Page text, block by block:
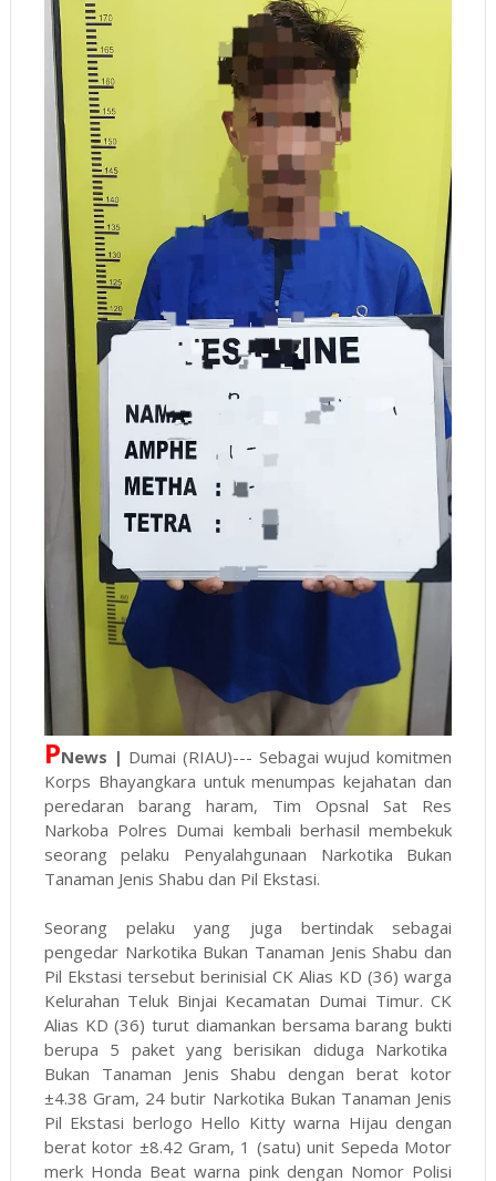
PNews | Dumai (RIAU)--- Sebagai wujud komitmen
Korps Bhayangkara untuk menumpas kejahatan dan
peredaran barang haram, Tim Opsnal Sat Res
Narkoba Polres Dumai kembali berhasil membekuk
seorang pelaku Penyalahgunaan Narkotika Bukan
Tanaman Jenis Shabu dan Pil Ekstasi.
Seorang pelaku yang juga bertindak sebagai
pengedar Narkotika Bukan Tanaman Jenis Shabu dan
Pil Ekstasi tersebut berinisial CK Alias KD (36) warga
Kelurahan Teluk Binjai Kecamatan Dumai Timur. CK
Alias KD (36) turut diamankan bersama barang bukti
berupa 5 paket yang berisikan diduga Narkotika
Bukan Tanaman Jenis Shabu dengan berat kotor
±4.38 Gram, 24 butir Narkotika Bukan Tanaman Jenis
Pil Ekstasi berlogo Hello Kitty warna Hijau dengan
berat kotor ±8.42 Gram, 1 (satu) unit Sepeda Motor
merk Honda Beat warna pink dengan Nomor Polisi